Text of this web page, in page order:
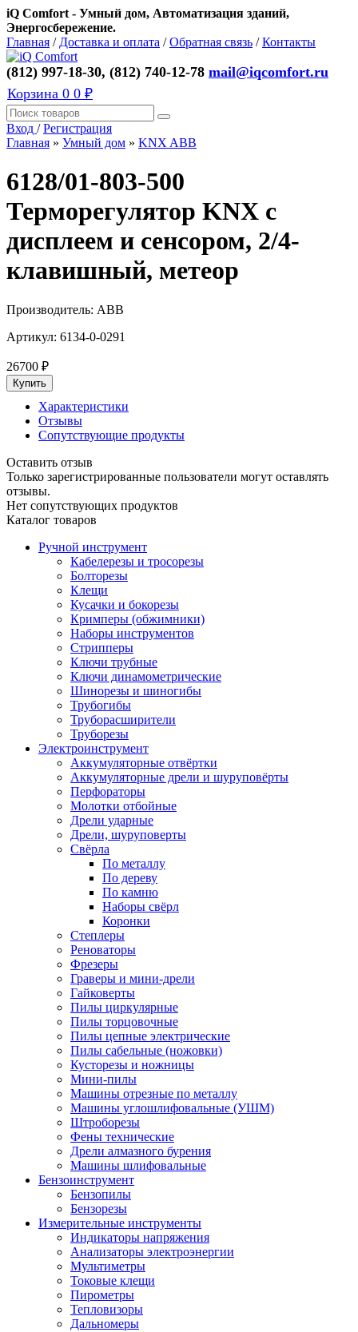
iQ Comfort - Умный дом, Автоматизация зданий,
Энергосбережение.
Главная / Доставка и оплата /Обратная связь /Контакты
(812) 997-18-30, (812) 740-12-78 mail@iqcomfort.ru
Корзина 0 0 ₽
Вход /Регистрация
Главная » Умный дом » KNX ABB
6128/01-803-500
Терморегулятор KNX с
дисплеем и сенсором, 2/4-
клавишный, метеор
Производитель: ABB
Артикул: 6134-0-0291
26700 ₽
Характеристики
Отзывы
Сопутствующие продукты
Оставить отзыв
Только зарегистрированные пользователи могут оставлять
отзывы.
Нет сопутствующих продуктов
Каталог товаров
Ручной инструмент
Кабелерезы и тросорезы
Болторезы
Клещи
Кусачки и бокорезы
Кримперы (обжимники)
Наборы инструментов
Стрипперы
Ключи трубные
Ключи динамометрические
Шинорезы и шиногибы
Трубогибы
Труборасширители
Труборезы
Электроинструмент
Аккумуляторные отвёртки
Аккумуляторные дрели и шуруповёрты
Перфораторы
Молотки отбойные
Дрели ударные
Дрели, шуруповерты
Свёрла
По металлу
По дереву
По камню
Наборы свёрл
Коронки
Степлеры
Реноваторы
Фрезеры
Граверы и мини-дрели
Гайковерты
Пилы циркулярные
Пилы торцовочные
Пилы цепные электрические
Пилы сабельные (ножовки)
Кусторезы и ножницы
Мини-пилы
Машины отрезные по металлу
Машины углошлифовальные (УШМ)
Штроборезы
Фены технические
Дрели алмазного бурения
Машины шлифовальные
Бензоинструмент
Бензопилы
Бензорезы
Измерительные инструменты
Индикаторы напряжения
Анализаторы электроэнергии
Мультиметры
Токовые клещи
Пирометры
Тепловизоры
Дальномеры